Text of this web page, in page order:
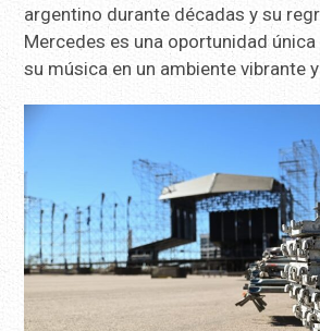
argentino durante décadas y su
Mercedes es una oportunidad
su música en un ambiente vibrante